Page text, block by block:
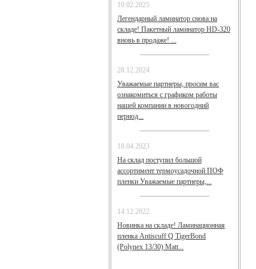
10.02.2025
Легендарный ламинатор снова на
складе! Пакетный ламинатор HD-320
вновь в продаже! ...
28.12.2024
Уважаемые партнеры, просим вас
ознакомиться с графиком работы
нашей компании в новогодний
период...
18.04.2023
На склад поступил большой
ассортимент термоусадочной ПОФ
пленки Уважаемые партнеры,...
14.12.2022
Новинка на складе! Ламинационная
пленка Antiscuff Q TigerBond
(Polynex 13/30) Matt...